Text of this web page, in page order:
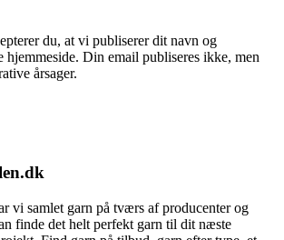
du, at vi publiserer dit navn og
hjemmeside. Din email publiseres ikke, men
årsager.
vi samlet garn på tværs af producenter og
finde det helt perfekt garn til dit næste